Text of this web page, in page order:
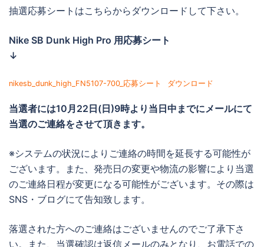
抽選応募シートはこちらからダウンロードして下さい。
Nike SB Dunk High Pro 用応募シート
↓
nikesb_dunk_high_FN5107-700_応募シート ダウンロード
当選者には10月22日(日)9時より当日中までにメールにて
当選のご連絡をさせて頂きます。
※システムの状況によりご連絡の時間を延長する可能性が
ございます。また、発売日の変更や物流の影響により当選
のご連絡日程が変更になる可能性がございます。その際は
SNS・ブログにて告知致します。
落選された方へのご連絡はございませんのでご了承下さ
い。また、当選確認は返信メールのみとなり、お電話での